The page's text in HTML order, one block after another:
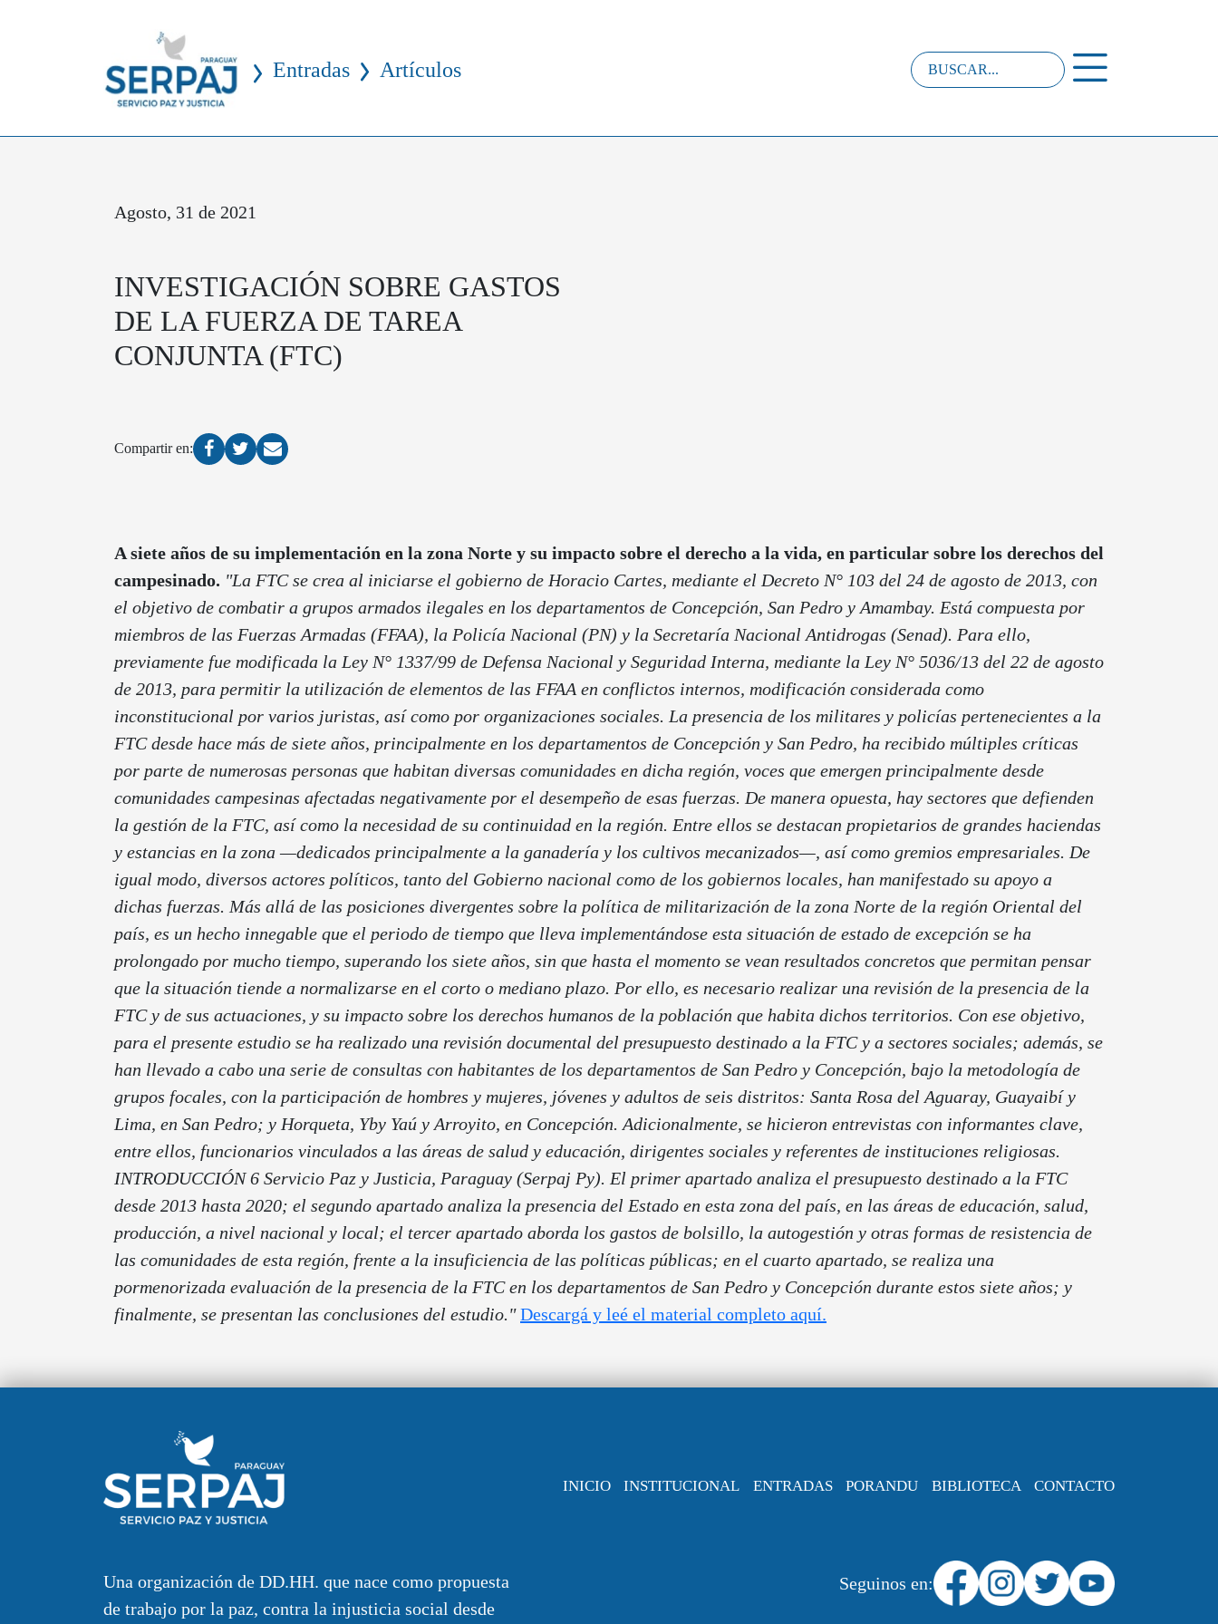
Entradas Artículos
Agosto, 31 de 2021
INVESTIGACIÓN SOBRE GASTOS
DE LA FUERZA DE TAREA
CONJUNTA (FTC)
Compartir en:
A siete años de su implementación en la zona Norte y su impacto sobre el derecho a la vida, en particular sobre los derechos del
campesinado. "La FTC se crea al iniciarse el gobierno de Horacio Cartes, mediante el Decreto N° 103 del 24 de agosto de 2013, con
el objetivo de combatir a grupos armados ilegales en los departamentos de Concepción, San Pedro y Amambay. Está compuesta por
miembros de las Fuerzas Armadas (FFAA), la Policía Nacional (PN) y la Secretaría Nacional Antidrogas (Senad). Para ello,
previamente fue modificada la Ley N° 1337/99 de Defensa Nacional y Seguridad Interna, mediante la Ley N° 5036/13 del 22 de agosto
de 2013, para permitir la utilización de elementos de las FFAA en conflictos internos, modificación considerada como
inconstitucional por varios juristas, así como por organizaciones sociales. La presencia de los militares y policías pertenecientes a la
FTC desde hace más de siete años, principalmente en los departamentos de Concepción y San Pedro, ha recibido múltiples críticas
por parte de numerosas personas que habitan diversas comunidades en dicha región, voces que emergen principalmente desde
comunidades campesinas afectadas negativamente por el desempeño de esas fuerzas. De manera opuesta, hay sectores que defienden
la gestión de la FTC, así como la necesidad de su continuidad en la región. Entre ellos se destacan propietarios de grandes haciendas
y estancias en la zona —dedicados principalmente a la ganadería y los cultivos mecanizados—, así como gremios empresariales. De
igual modo, diversos actores políticos, tanto del Gobierno nacional como de los gobiernos locales, han manifestado su apoyo a
dichas fuerzas. Más allá de las posiciones divergentes sobre la política de militarización de la zona Norte de la región Oriental del
país, es un hecho innegable que el periodo de tiempo que lleva implementándose esta situación de estado de excepción se ha
prolongado por mucho tiempo, superando los siete años, sin que hasta el momento se vean resultados concretos que permitan pensar
que la situación tiende a normalizarse en el corto o mediano plazo. Por ello, es necesario realizar una revisión de la presencia de la
FTC y de sus actuaciones, y su impacto sobre los derechos humanos de la población que habita dichos territorios. Con ese objetivo,
para el presente estudio se ha realizado una revisión documental del presupuesto destinado a la FTC y a sectores sociales; además, se
han llevado a cabo una serie de consultas con habitantes de los departamentos de San Pedro y Concepción, bajo la metodología de
grupos focales, con la participación de hombres y mujeres, jóvenes y adultos de seis distritos: Santa Rosa del Aguaray, Guayaibí y
Lima, en San Pedro; y Horqueta, Yby Yaú y Arroyito, en Concepción. Adicionalmente, se hicieron entrevistas con informantes clave,
entre ellos, funcionarios vinculados a las áreas de salud y educación, dirigentes sociales y referentes de instituciones religiosas.
INTRODUCCIÓN 6 Servicio Paz y Justicia, Paraguay (Serpaj Py). El primer apartado analiza el presupuesto destinado a la FTC
desde 2013 hasta 2020; el segundo apartado analiza la presencia del Estado en esta zona del país, en las áreas de educación, salud,
producción, a nivel nacional y local; el tercer apartado aborda los gastos de bolsillo, la autogestión y otras formas de resistencia de
las comunidades de esta región, frente a la insuficiencia de las políticas públicas; en el cuarto apartado, se realiza una
pormenorizada evaluación de la presencia de la FTC en los departamentos de San Pedro y Concepción durante estos siete años; y
finalmente, se presentan las conclusiones del estudio." Descargá y leé el material completo aquí.
Una organización de DD.HH. que nace como propuesta
de trabajo por la paz, contra la injusticia social desde
INICIO INSTITUCIONAL ENTRADAS PORANDU BIBLIOTECA CONTACTO
Seguinos en: